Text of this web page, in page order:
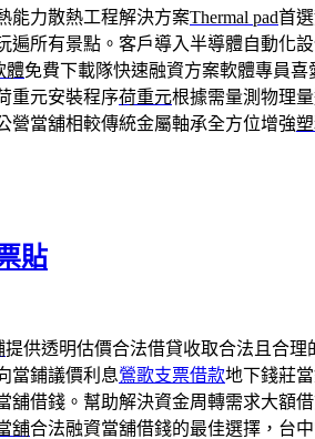
能力散熱工程解決方案Thermal pad首
遍所有景點。客戶導入半導體自動化
體免費下載隊快速融資方案軟體專員喜
重元安裝程序荷重元根據需量測物理
營當舖相較傳統金屬軸承全方位增強
貼
提供透明估價合法借貸收取合法且合理
當鋪議價利息鶯歌支票借款地下錢莊
舖借錢。幫助解決資金周轉需求大額
舖合法融資當舖借錢的最佳選擇，台